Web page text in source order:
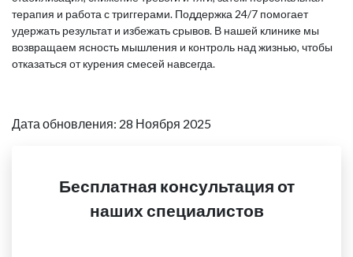
терапия и работа с триггерами. Поддержка 24/7 помогает
удержать результат и избежать срывов. В нашей клинике мы
возвращаем ясность мышления и контроль над жизнью, чтобы
отказаться от курения смесей навсегда.
Дата обновления: 28 Ноября 2025
Бесплатная консультация от
наших специалистов